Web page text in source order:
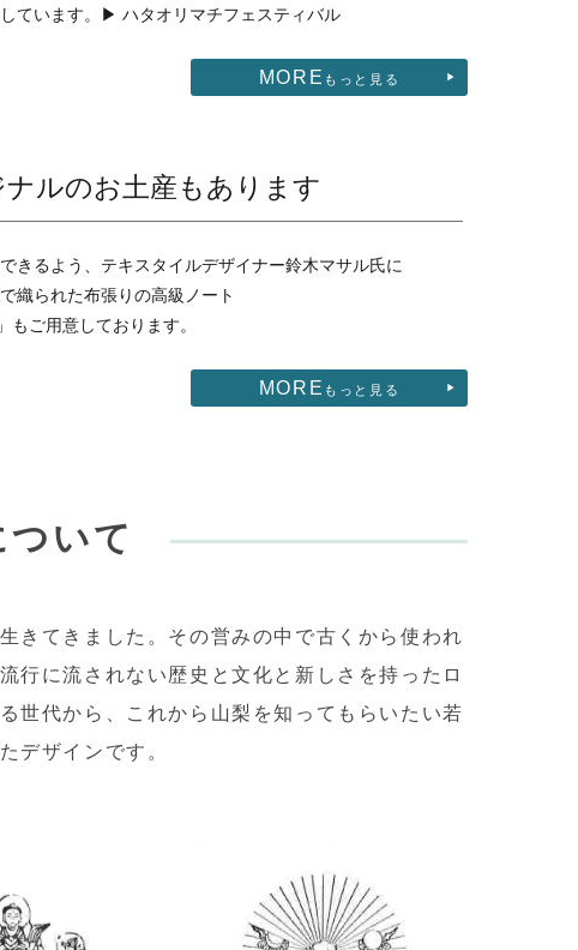
ています。
▶︎ ハタオリマチフェスティバル
MORE もっと見る
ルのお土産もあります
きるよう、テキスタイルデザイナー鈴木マサル氏に
織られた布張りの高級ノート
もご用意しております。
MORE もっと見る
ついて
きてきました。その営みの中で古くから使われ
行に流されない歴史と文化と新しさを持ったロ
世代から、これから山梨を知ってもらいたい若
デザインです。